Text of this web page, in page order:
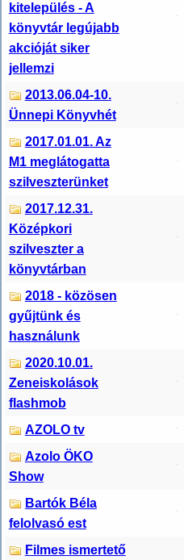
kitelepülés - A
könyvtár legújabb
akcióját siker
jellemzi
2013.06.04-10.
Ünnepi Könyvhét
2017.01.01. Az
M1 meglátogatta
szilveszterünket
2017.12.31.
Középkori
szilveszter a
könyvtárban
2018 - közösen
gyűjtünk és
használunk
2020.10.01.
Zeneiskolások
flashmob
AZOLO tv
Azolo ÖKO
Show
Bartók Béla
felolvasó est
Filmes ismertető